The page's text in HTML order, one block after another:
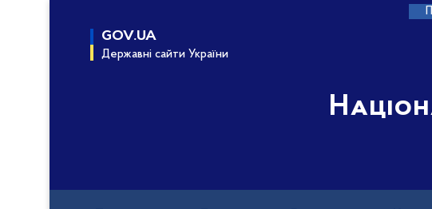
GOV.UA
Державні сайти України